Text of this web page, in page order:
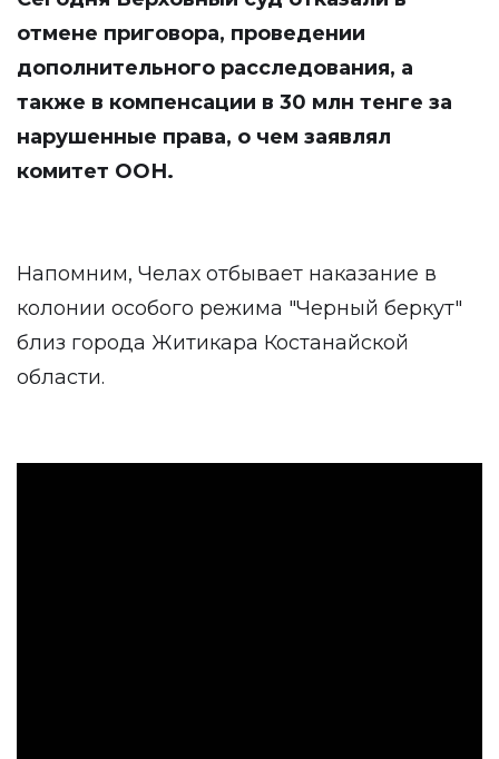
отмене приговора, проведении
дополнительного расследования, а
также в компенсации в 30 млн тенге за
нарушенные права, о чем заявлял
комитет ООН.
Напомним, Челах отбывает наказание в
колонии особого режима "Черный беркут"
близ города Житикара Костанайской
области.